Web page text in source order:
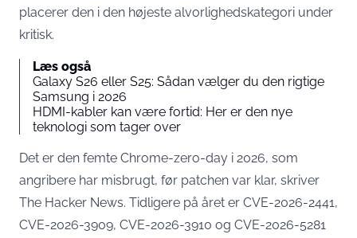
placerer den i den højeste alvorlighedskategori under
kritisk.
Læs også
Galaxy S26 eller S25: Sådan vælger du den rigtige
Samsung i 2026
HDMI-kabler kan være fortid: Her er den nye
teknologi som tager over
Det er den femte Chrome-zero-day i 2026, som
angribere har misbrugt, før patchen var klar, skriver
The Hacker News. Tidligere på året er CVE-2026-2441,
CVE-2026-3909, CVE-2026-3910 og CVE-2026-5281